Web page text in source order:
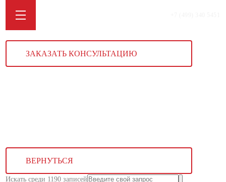
ЗАКАЗАТЬ КОНСУЛЬТАЦИЮ
ВЕРНУТЬСЯ
Искать среди 1190 записей